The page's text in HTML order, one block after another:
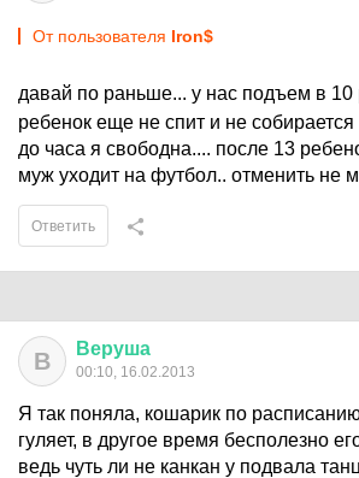
От пользователя Iron$
давай по раньше... у нас подъем в 10
ребенок еще не спит и не собирается
до часа я свободна.... после 13
муж уходит на футбол.. отменить не
Ответить
В Веруша
00:10, 16.02.2013
Я так поняла, кошарик по
гуляет, в другое время бесполезно
ведь чуть ли не канкан у подвала